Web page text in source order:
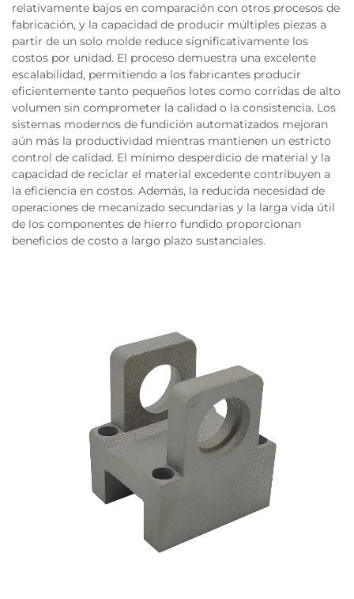
relativamente bajos en comparación con otros procesos de
fabricación, y la capacidad de producir múltiples piezas a
partir de un solo molde reduce significativamente los
costos por unidad. El proceso demuestra una excelente
escalabilidad, permitiendo a los fabricantes producir
eficientemente tanto pequeños lotes como corridas de alto
volumen sin comprometer la calidad o la consistencia. Los
sistemas modernos de fundición automatizados mejoran
aún más la productividad mientras mantienen un estricto
control de calidad. El mínimo desperdicio de material y la
capacidad de reciclar el material excedente contribuyen a
la eficiencia en costos. Además, la reducida necesidad de
operaciones de mecanizado secundarias y la larga vida útil
de los componentes de hierro fundido proporcionan
beneficios de costo a largo plazo sustanciales.